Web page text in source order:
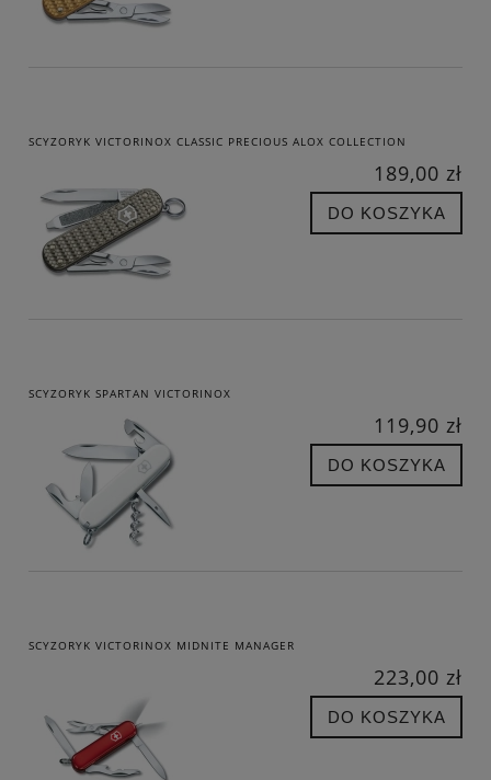
SCYZORYK VICTORINOX CLASSIC PRECIOUS ALOX COLLECTION
189,00 zł
DO KOSZYKA
SCYZORYK SPARTAN VICTORINOX
119,90 zł
DO KOSZYKA
SCYZORYK VICTORINOX MIDNITE MANAGER
223,00 zł
DO KOSZYKA